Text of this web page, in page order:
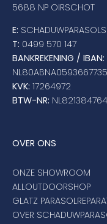
5688 NP OIRSCHOT
E:
T: 0499 570 147
BANKREKENING / IBAN:
NL80ABNA0593667735
KVK: 17264972
BTW-NR:
OVER ONS
ONZE SHOWROOM
ALLOUTDOORSHOP
GLATZ
OVER